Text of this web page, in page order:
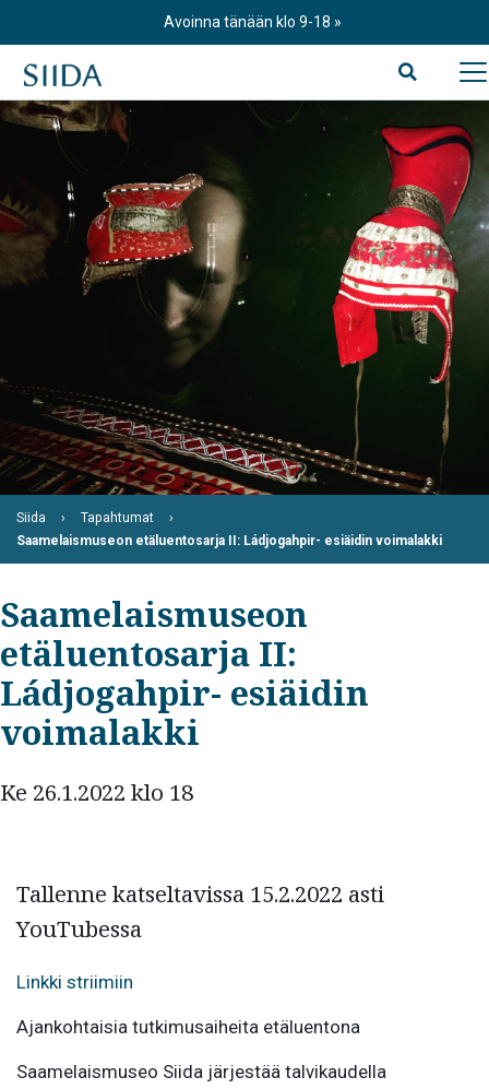
Avoinna tänään klo 9-18
Siida
Tapahtumat
Saamelaismuseon etäluentosarja II: Ládjogahpir- esiäidin voimalakki
Saamelaismuseon
etäluentosarja II:
Ládjogahpir- esiäidin
voimalakki
Ke 26.1.2022 klo 18
Tallenne katseltavissa 15.2.2022 asti
YouTubessa
Linkki striimiin
Ajankohtaisia tutkimusaiheita etäluentona
Saamelaismuseo Siida järjestää talvikaudella